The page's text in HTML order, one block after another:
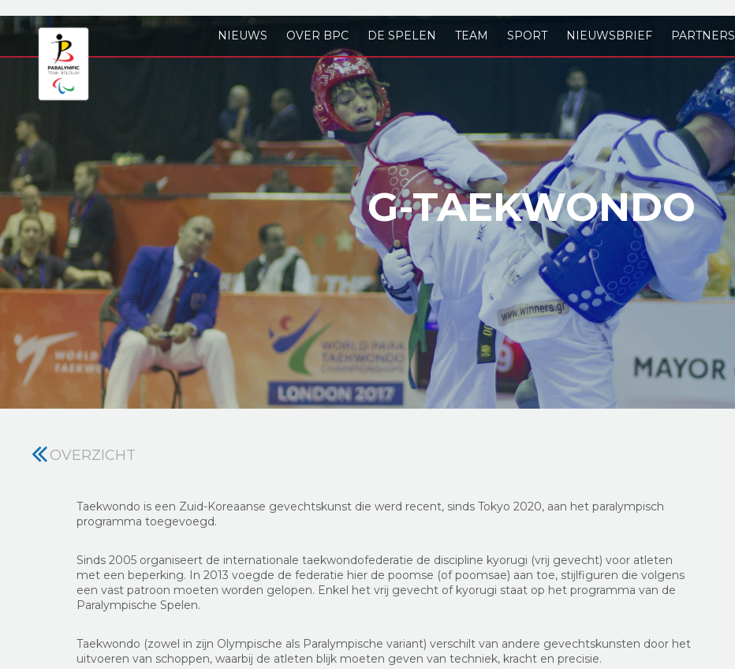
NIEUWS OVER BPC DE SPELEN TEAM SPORT NIEUWSBRIEF PARTNERS
G-TAEKWONDO
OVERZICHT
Taekwondo is een Zuid-Koreaanse gevechtskunst die werd recent, sinds Tokyo 2020, aan het paralympisch
programma toegevoegd.
Sinds 2005 organiseert de internationale taekwondofederatie de discipline kyorugi (vrij gevecht) voor atleten
met een beperking. In 2013 voegde de federatie hier de poomse (of poomsae) aan toe, stijlfiguren die volgens
een vast patroon moeten worden gelopen. Enkel het vrij gevecht of kyorugi staat op het programma van de
Paralympische Spelen.
Taekwondo (zowel in zijn Olympische als Paralympische variant) verschilt van andere gevechtskunsten door het
uitvoeren van schoppen, waarbij de atleten blijk moeten geven van techniek, kracht en precisie.